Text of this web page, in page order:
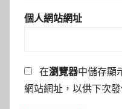
個人網站網址
在瀏覽器中儲存顯
網站網址，以供下次